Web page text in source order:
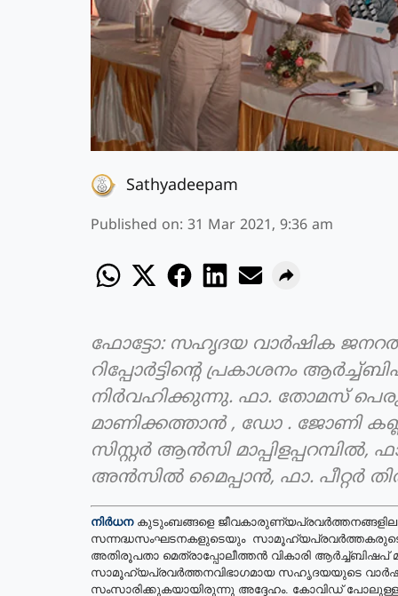
Sathyadeepam
Published on: 31 Mar 2021, 9:36 am
ഫോട്ടോ: സഹൃദയ വാർഷിക
റിപ്പോർട്ടിന്റെ പ്രകാശനം
നിർവഹിക്കുന്നു. ഫാ. തോമസ്
മാണിക്കത്താൻ , ഡോ . ജോണി
സിസ്റ്റർ ആൻസി
അൻസിൽ മൈപ്പാൻ, ഫാ. പീറ്റർ
നിർധനകുടുംബങ്ങളെ
സന്നദ്ധസംഘടനകളുടെയും
അതിരൂപതാ മെത്രാപ്പോലീത്തൻ വികാരി ആർച്ച്ബിഷപ്
സാമൂഹ്യപ്രവർത്തനവിഭാഗമായ സഹൃദയയുടെ
സംസാരിക്കുകയായിരുന്നു അദ്ദേഹം. കോവിഡ് പോലുള്ള